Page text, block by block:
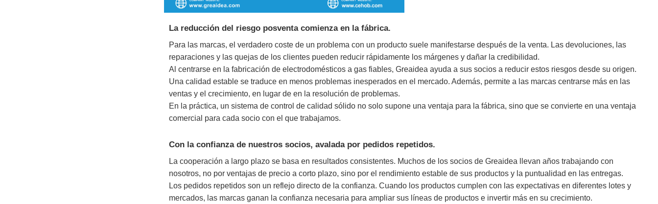
La reducción del riesgo posventa comienza en la fábrica.
Para las marcas, el verdadero coste de un problema con un producto suele manifestarse después de la venta. Las devoluciones, las
reparaciones y las quejas de los clientes pueden reducir rápidamente los márgenes y dañar la credibilidad.
Al centrarse en la fabricación de electrodomésticos a gas fiables, Greaidea ayuda a sus socios a reducir estos riesgos desde su origen.
Una calidad estable se traduce en menos problemas inesperados en el mercado. Además, permite a las marcas centrarse más en las
ventas y el crecimiento, en lugar de en la resolución de problemas.
En la práctica, un sistema de control de calidad sólido no solo supone una ventaja para la fábrica, sino que se convierte en una ventaja
comercial para cada socio con el que trabajamos.
Con la confianza de nuestros socios, avalada por pedidos repetidos.
La cooperación a largo plazo se basa en resultados consistentes. Muchos de los socios de Greaidea llevan años trabajando con
nosotros, no por ventajas de precio a corto plazo, sino por el rendimiento estable de sus productos y la puntualidad en las entregas.
Los pedidos repetidos son un reflejo directo de la confianza. Cuando los productos cumplen con las expectativas en diferentes lotes y
mercados, las marcas ganan la confianza necesaria para ampliar sus líneas de productos e invertir más en su crecimiento.